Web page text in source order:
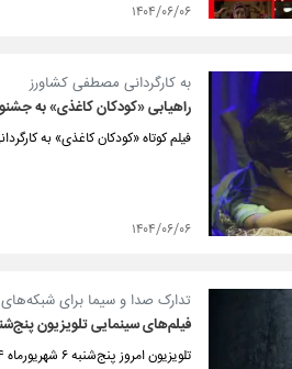
۱۴۰۴/۰۶/۰۶
به کارگردانی مصطفی کشاورز
راهیابی «کودکان کاغذی» به
فیلم کوتاه «کودکان کاغذی» به
۱۴۰۴/۰۶/۰۶
تدارک صدا و سیما برای
فیلم‌های سینمایی تلویزیون پنج‌شنبه ۶ شهریور
تلویزیون امروز پنج‌شنبه ۶ شهریورماه ۱۴۰۴ فیلم‌های سینمایی متنوعی را تدارک دیده است.